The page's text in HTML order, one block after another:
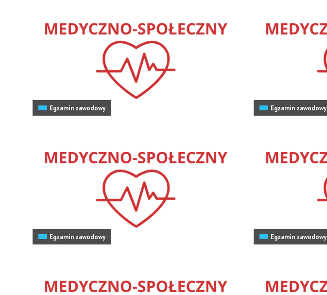
Egzamin zawodowy Egzamin zawodowy
Egzamin zawodowy Egzamin zawodowy